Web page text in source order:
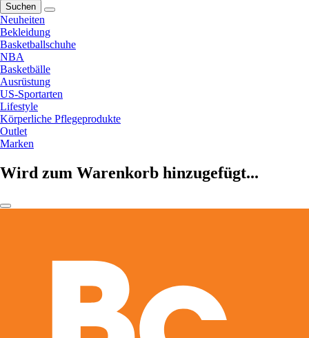
Suchen
Neuheiten
Bekleidung
Basketballschuhe
NBA
Basketbälle
Ausrüstung
US-Sportarten
Lifestyle
Körperliche Pflegeprodukte
Outlet
Marken
Wird zum Warenkorb hinzugefügt...